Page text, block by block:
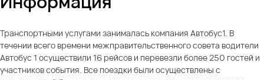
Транспортными услугами занималась компания Автобус1. В
течении всего времени межправительственного совета водители
Автобус 1 осуществили 16 рейсов и перевезли более 250 гостей и
участников события. Все поездки были осуществлены с